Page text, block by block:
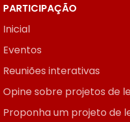
PARTICIPAÇÃO
Inicial
Eventos
Reuniões interativas
Opine sobre projetos de
Proponha um projeto de